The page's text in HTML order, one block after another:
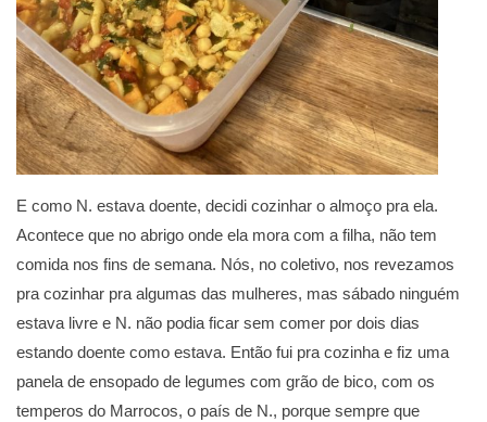
E como N. estava doente, decidi cozinhar o almoço pra ela.
Acontece que no abrigo onde ela mora com a filha, não tem
comida nos fins de semana. Nós, no coletivo, nos revezamos
pra cozinhar pra algumas das mulheres, mas sábado ninguém
estava livre e N. não podia ficar sem comer por dois dias
estando doente como estava. Então fui pra cozinha e fiz uma
panela de ensopado de legumes com grão de bico, com os
temperos do Marrocos, o país de N., porque sempre que